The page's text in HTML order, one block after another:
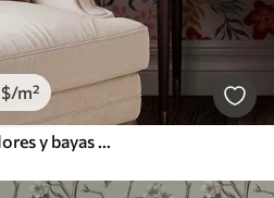
$/m²
Brillante composición de flores y bayas con loros